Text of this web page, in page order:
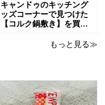
キャンドゥのキッチング
ッズコーナーで見つけた
【コルク鍋敷き】を買っ
ている鍋敷きは木製のも
に100円ショップの100円
商品にはなかったため、
こちらのコル
もっと見る≫